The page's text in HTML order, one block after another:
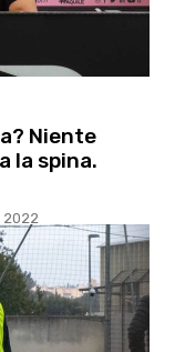
Niente
la spina.
2022